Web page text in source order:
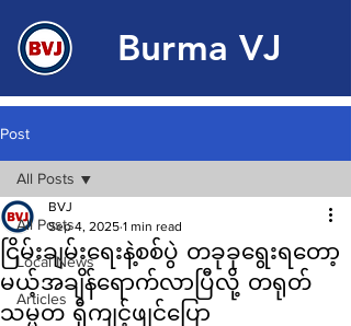
Burma VJ
Post
All Posts
Local News
Articles
All Posts
ငြိမ်းချမ်းရေးနဲ့စစ်ပွဲ တခုခုရွေးရတော့
မယ့်အချိန်ရောက်လာပြီလို့ တရုတ်
သမ္မတ ရှီကျင့်ဖျင်ပြော
BVJ
Sep 4, 2025 1 min read